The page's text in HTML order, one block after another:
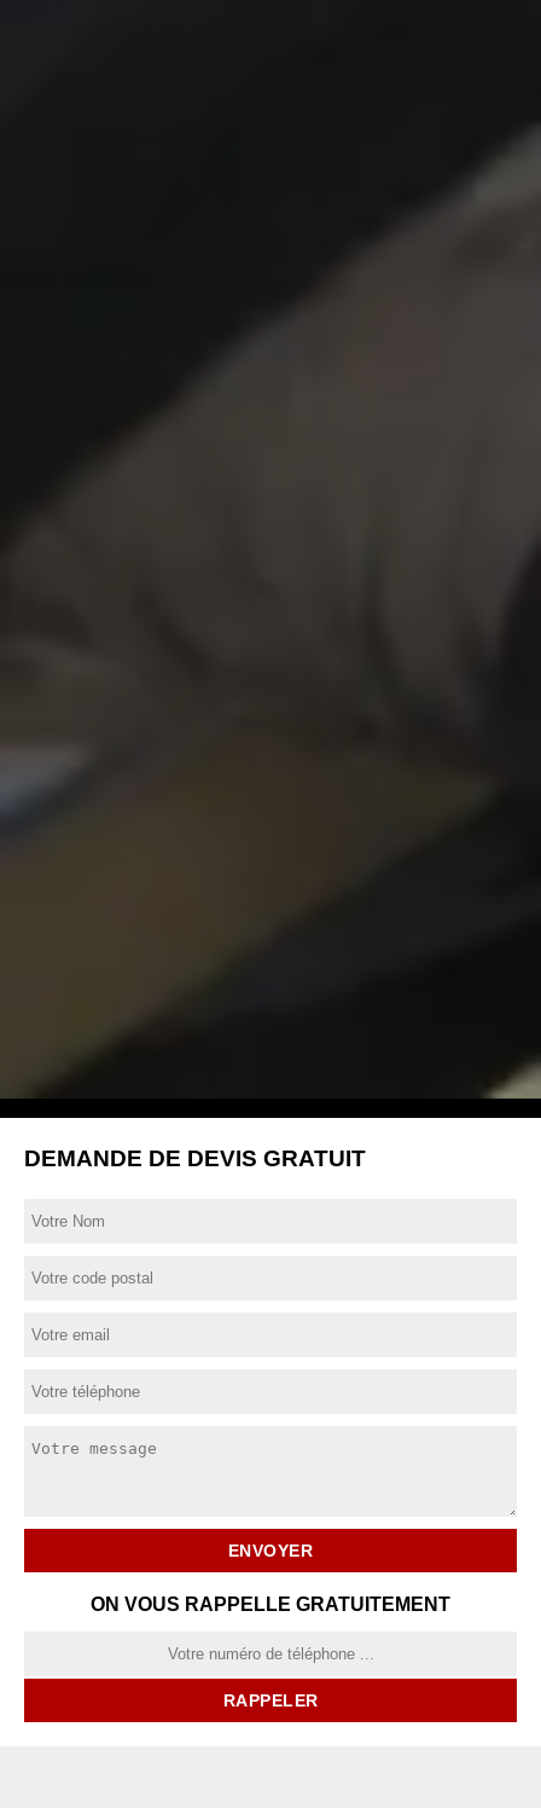
DEMANDE DE DEVIS GRATUIT
ON VOUS RAPPELLE GRATUITEMENT